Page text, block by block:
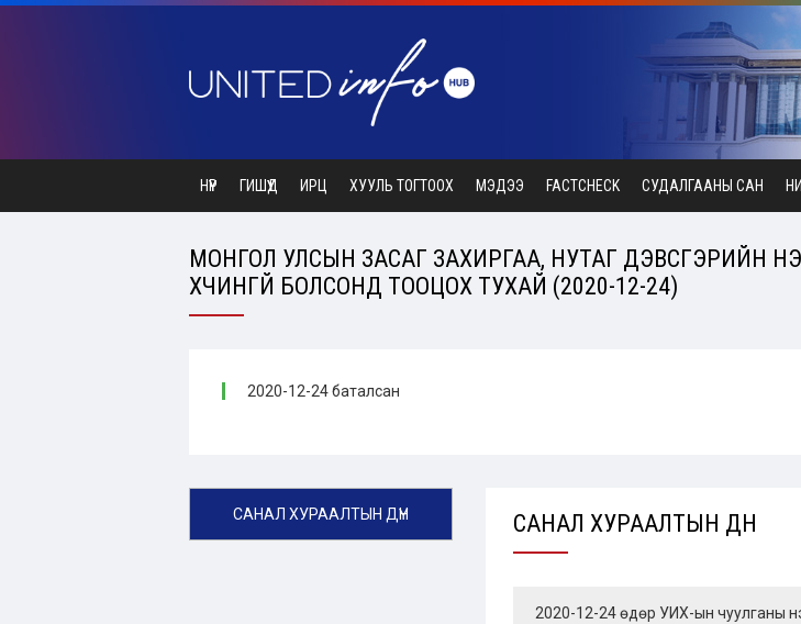
НҮҮР ГИШҮҮД ИРЦ ХУУЛЬ ТОГТООХ МЭДЭЭ FACTCHECK СУДАЛГААНЫ САН
МОНГОЛ УЛСЫН ЗАСАГ ЗАХИРГАА, НУТАГ ДЭВСГЭРИЙН
ХҮЧИНГҮЙ БОЛСОНД ТООЦОХ ТУХАЙ (2020-12-24)
2020-12-24 баталсан
САНАЛ ХУРААЛТЫН ДҮН САНАЛ ХУРААЛТЫН ДҮН
2020-12-24 өдөр УИХ-ын чуулганы